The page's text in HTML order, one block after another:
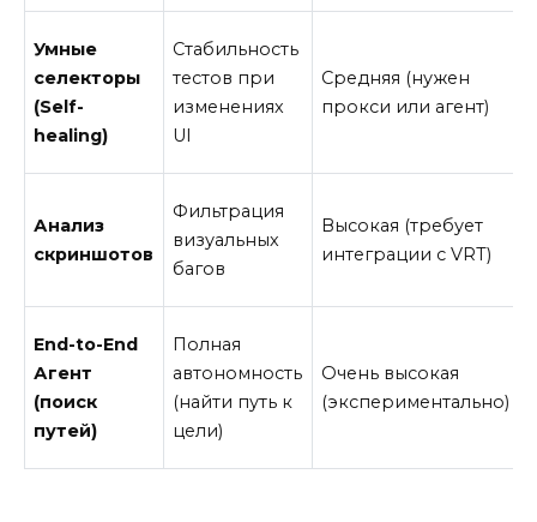
Умные
селекторы
(Self-
healing)
Стабильность
тестов при
изменениях
UI
Средняя (нужен
прокси или агент)
Анализ
скриншотов
Фильтрация
визуальных
багов
Высокая (требует
интеграции с VRT)
End-to-End
Агент
(поиск
путей)
Полная
автономность
(найти путь к
цели)
Очень высокая
(экспериментально)